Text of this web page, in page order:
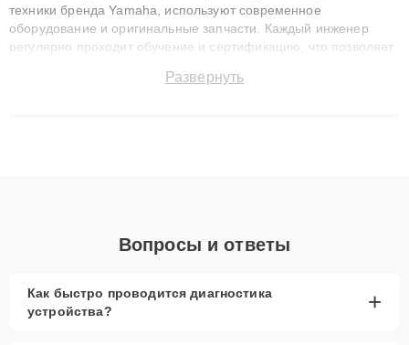
техники бренда Yamaha, используют современное
оборудование и оригинальные запчасти. Каждый инженер
регулярно проходит обучение и сертификацию, что позволяет
технику с сохранением гарантии до 3 лет. Наши мастера
Развернуть
Вопросы и ответы
Как быстро проводится диагностика
устройства?
+